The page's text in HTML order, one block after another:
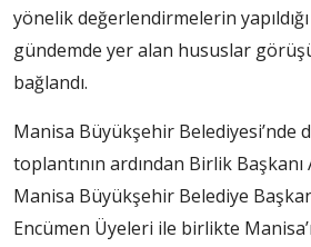
yönelik değerlendirmelerin
gündemde yer alan hususlar
bağlandı.
Manisa Büyükşehir Belediyesi’nde
toplantının ardından Birlik
Manisa Büyükşehir Belediye
Encümen Üyeleri ile birlikte